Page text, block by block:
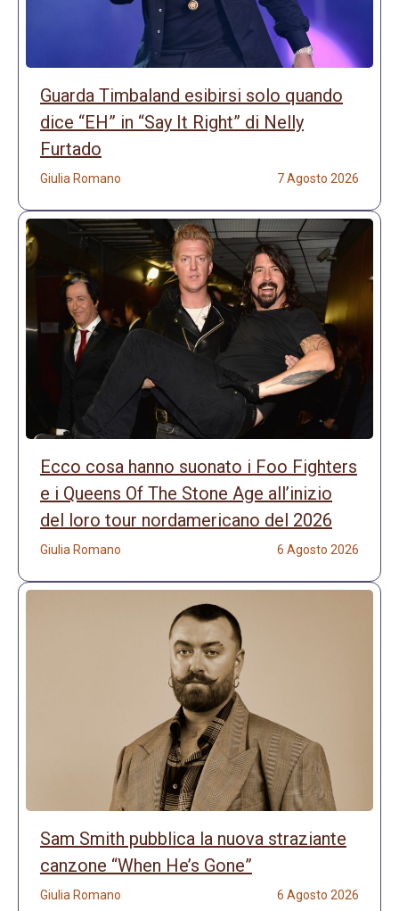
Guarda Timbaland esibirsi solo quando
dice “EH” in “Say It Right” di Nelly
Furtado
Giulia Romano 7 Agosto 2026
Ecco cosa hanno suonato i Foo Fighters
e i Queens Of The Stone Age all’inizio
del loro tour nordamericano del 2026
Giulia Romano 6 Agosto 2026
Sam Smith pubblica la nuova straziante
canzone “When He’s Gone”
Giulia Romano 6 Agosto 2026